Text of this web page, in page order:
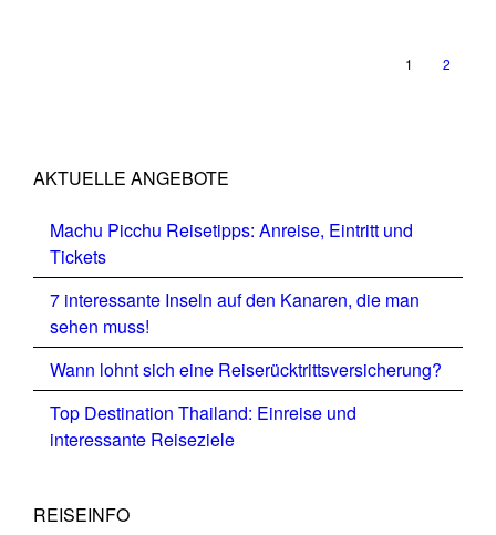
1 2
AKTUELLE ANGEBOTE
Machu Picchu Reisetipps: Anreise, Eintritt und
Tickets
7 interessante Inseln auf den Kanaren, die man
sehen muss!
Wann lohnt sich eine Reiserücktrittsversicherung?
Top Destination Thailand: Einreise und
interessante Reiseziele
REISEINFO